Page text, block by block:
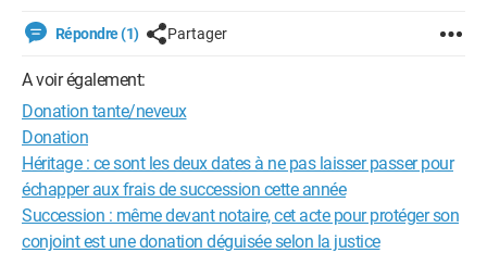
Répondre (1) Partager
A voir également:
Donation tante/neveux
Donation
Héritage : ce sont les deux dates à ne pas laisser passer pour
échapper aux frais de succession cette année
Succession : même devant notaire, cet acte pour protéger son
conjoint est une donation déguisée selon la justice